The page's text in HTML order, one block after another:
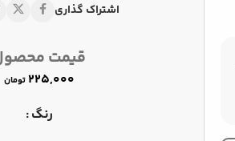
اشتراک گذاری
قیمت
تومان
رنگ